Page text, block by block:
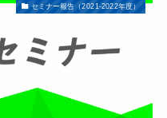
セミナー報告（2021-2022年度）